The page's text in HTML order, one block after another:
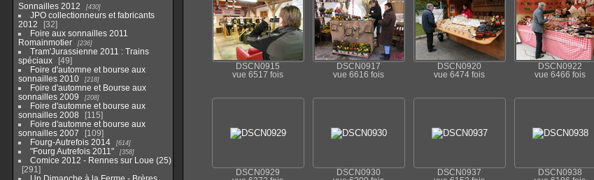
Sonnailles 2012
430
JPO collectionneurs et fabricants
2012
32
Foire aux sonnailles 2011
Romainmotier
236
Tram'Jurassienne 2011 : Trains
spéciaux
49
Foire d'automne et bourse aux
sonnailles 2010
218
Foire d'automne et Bourse aux
sonnailles 2009
208
Foire d'automne et bourse aux
sonnailles 2008
115
Foire d'automne et bourse aux
sonnailles 2007
109
Fourg-Autrefois 2014
614
"Fourg Autrefois 2011" 358
Comice 2012 - Rennes sur Loue (25)
291
DSCN0915
vue 6517 fois
DSCN0917
vue 6616 fois
DSCN0920
vue 6474 fois
DSCN0922
vue 6466 fois
DSCN0929
DSCN0930
DSCN0937
DSCN0938